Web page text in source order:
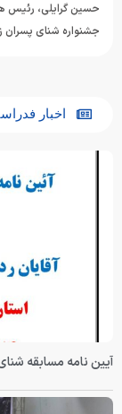
حسین گرایلی، رئیس
جشنواره شنای پسران زیر ۱۰ سال به
اخبار
آیین نامه مسابقه